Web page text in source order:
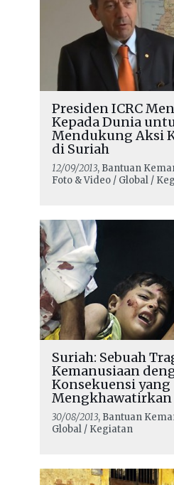
Presiden ICRC
Kepada Dunia
Mendukung Aksi
di Suriah
12/09/2013, Bantuan
Foto & Video / Global /
Suriah: Sebuah
Kemanusiaan
Konsekuensi yang
Mengkhawatirkan
30/08/2013, Bantuan
Global / Kegiatan